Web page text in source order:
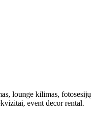
lounge kilimas,
event decor rental.